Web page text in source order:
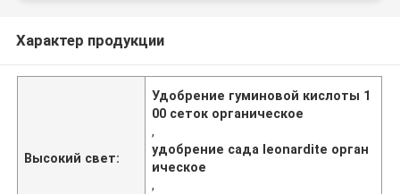
Характер продукции
Высокий свет:
Удобрение гуминовой кислоты 1
00 сеток органическое
,
удобрение сада leonardite орган
ическое
,